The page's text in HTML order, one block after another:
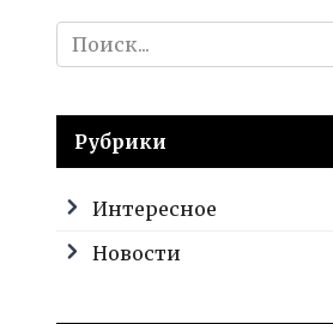
Search
for:
Рубрики
Интересное
Новости